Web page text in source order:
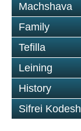
Machshava
Family
Tefilla
Leining
History
Sifrei Kodesh